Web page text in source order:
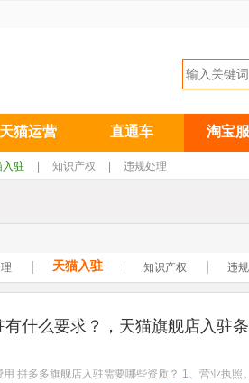
天猫运营 直通车 淘宝
入驻 知识产权 违规处理
天猫入驻 知识产权 违
什么要求？，天猫旗舰店入驻
拼多多旗舰店入驻需要哪些资质？ 1、营业执照